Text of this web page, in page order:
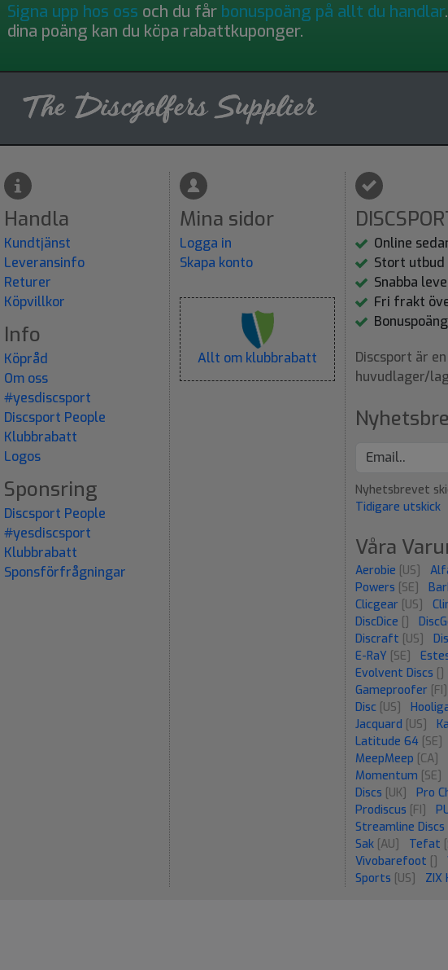
Signa upp hos oss och du får bonuspoäng på allt du handlar
dina poäng kan du köpa rabattkuponger.
Handla
Kundtjänst
Leveransinfo
Returer
Köpvillkor
Info
Köpråd
Om oss
#yesdiscsport
Discsport People
Klubbrabatt
Logos
Sponsring
Discsport People
#yesdiscsport
Klubbrabatt
Sponsförfrågningar
Mina sidor
Logga in
Skapa konto
Allt om klubbrabatt
Online
Stort
Snabba
Fri frakt
Discsport är
huvudlager/
Nyhetsbrevet
Tidigare utskick
Våra
Aerobie [US]
Powers [SE]
Clicgear [US]
DiscDice
Discraft [US]
E-RaY [SE]
Evolvent Discs
Gameproofer [FI]
Disc [US]
Jacquard [US]
Latitude 64 [SE]
MeepMeep [CA]
Momentum [SE]
Discs [UK] Pro
Prodiscus [FI]
Streamline Discs
Sak [AU] Tefat
Vivobarefoot
Sports [US] ZIX